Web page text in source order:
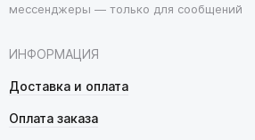
ИНФОРМАЦИЯ
Доставка и оплата
Оплата заказа
мессенджеры — только для сообщений